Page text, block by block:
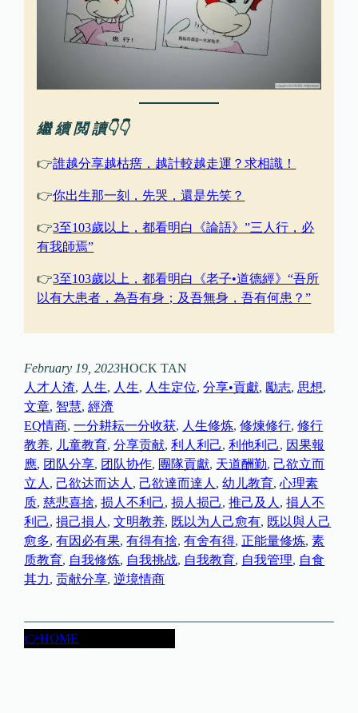
繼 續 閲 讀👇👇
👉誰越分享越枯瘔，越計較越走運？求相識！
👉你出生那一刻，先哭，還是先笑？
👉3至103歲以上，都看明白《論語》”三人行，必
有我師焉”
👉3至103歲以上，都看明白《老子•道德經》“吾所
以有大患者，為吾有身；及吾無身，吾有何患？”
February 19, 2023HOCK TAN
人才人渣, 人生, 人生, 人生定位, 分享•貢獻, 勵志, 思想
文章, 智慧, 經濟
EQ情商, 一分耕耘一分收获, 人生修炼, 修煉修行, 修行
教养, 儿童教育, 分享贡献, 利人利己, 利他利己, 因果報
應, 团队分享, 团队协作, 團隊貢獻, 天道酬勤, 己欲立而
立人 , 己欲达而达人 , 己欲達而達人 , 幼儿教育, 心理素
质, 慈悲喜捨, 损人不利己, 损人损己, 推己及人 , 損人不
利己, 損己損人 , 文明教养, 既以为人己愈有, 既以與人己
愈多, 有因必有果, 有得有捨, 有舍有得, 正能量修炼, 素
质教育, 自我修炼, 自我挑战, 自我教育, 自我管理, 自食
其力, 贡献分享, 逆境情商
👉HOME